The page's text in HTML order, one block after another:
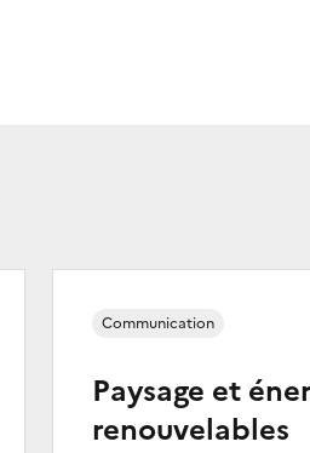
Paysage et
renouvelables
Communication